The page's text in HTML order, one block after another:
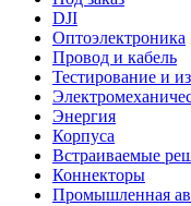
DJI
Оптоэлектроника
Провод и кабель
Тестирование и
Энергия
Корпуса
Встраиваемые
Коннекторы
Промышленная